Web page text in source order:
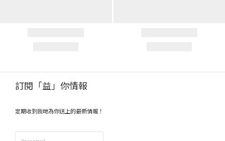
訂閱「益」你情報
定期收到我哋為你送上的最新情報！